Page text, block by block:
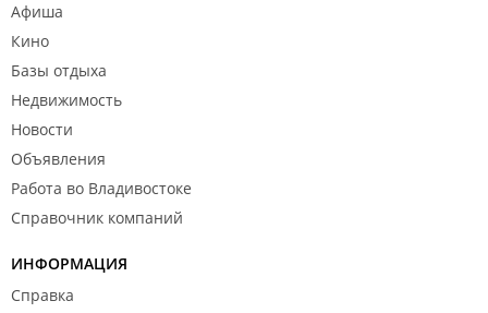
Афиша
Кино
Базы отдыха
Недвижимость
Новости
Объявления
Работа во Владивостоке
Справочник компаний
ИНФОРМАЦИЯ
Справка